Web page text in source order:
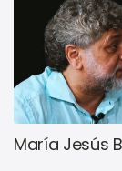
María Jesús